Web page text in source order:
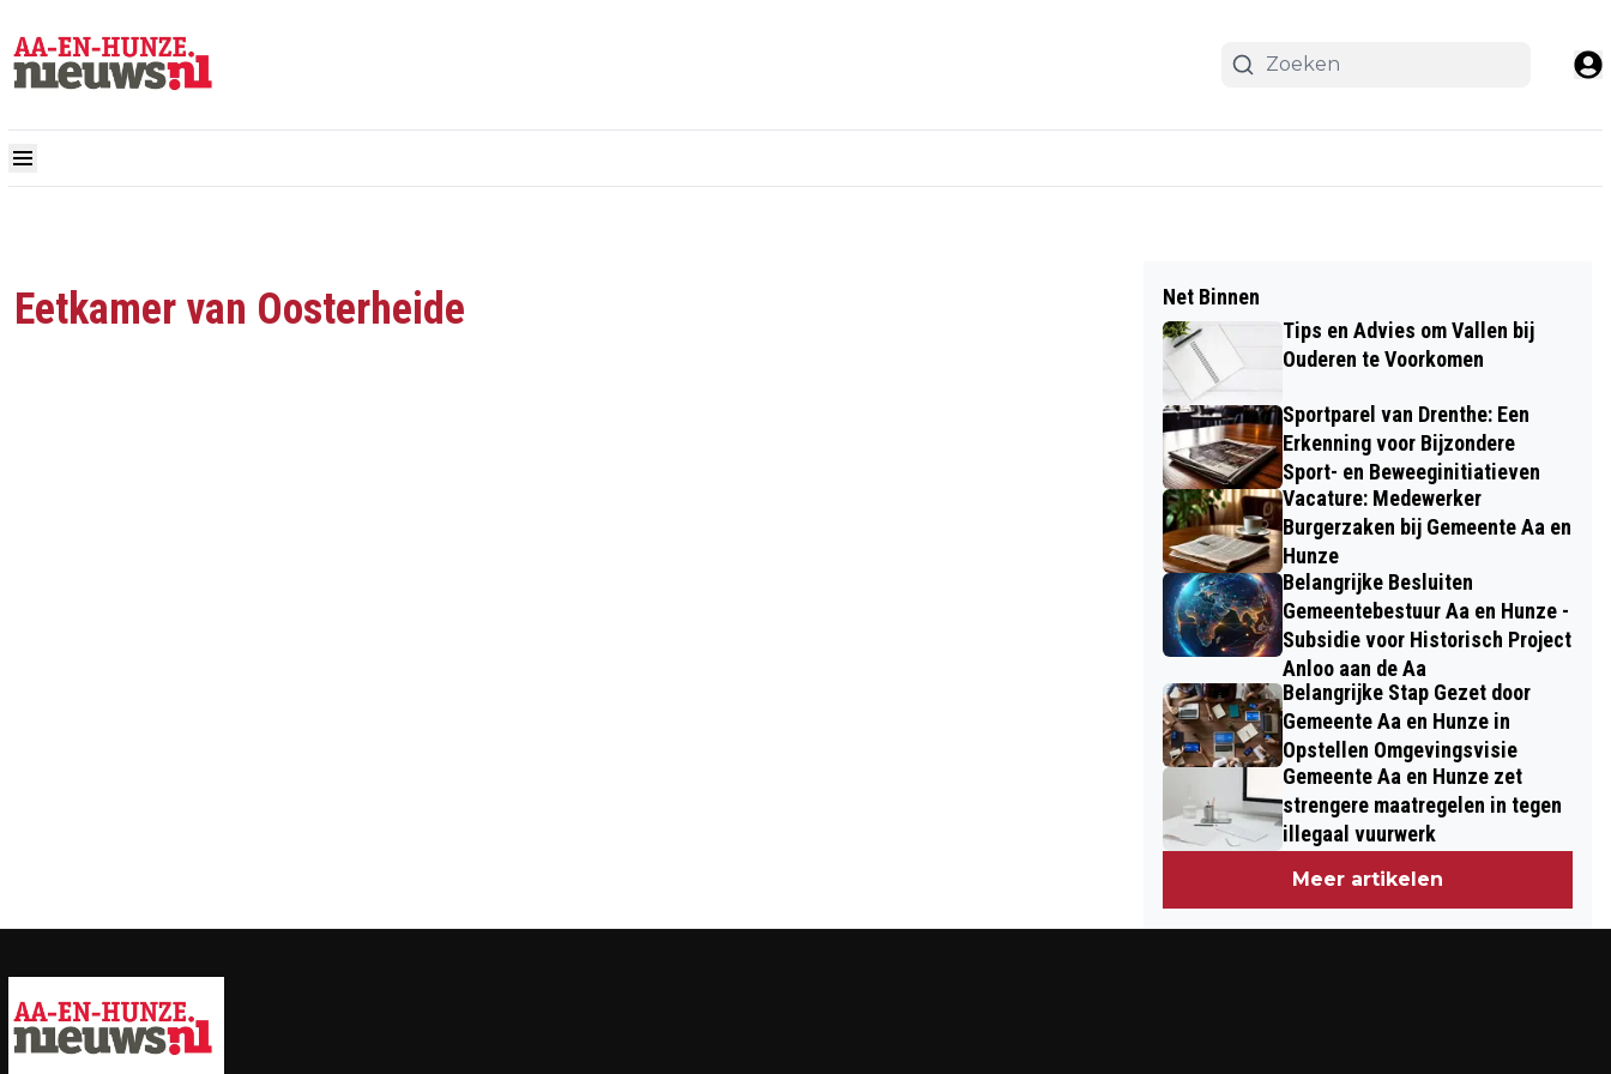
Eetkamer van Oosterheide
Net Binnen
Tips en Advies om Vallen bij
Ouderen te Voorkomen
Sportparel van Drenthe: Een
Erkenning voor Bijzondere
Sport- en Beweeginitiatieven
Vacature: Medewerker
Burgerzaken bij Gemeente Aa en
Hunze
Belangrijke Besluiten
Gemeentebestuur Aa en Hunze -
Subsidie voor Historisch Project
Anloo aan de Aa
Belangrijke Stap Gezet door
Gemeente Aa en Hunze in
Opstellen Omgevingsvisie
Gemeente Aa en Hunze zet
strengere maatregelen in tegen
illegaal vuurwerk
Meer artikelen